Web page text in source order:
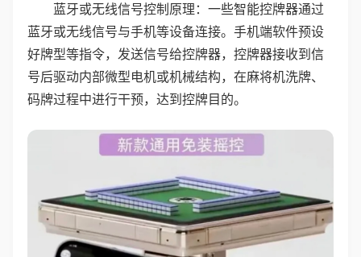
蓝牙或无线信号控制原理：一些智能控牌器通过
蓝牙或无线信号与手机等设备连接。手机端软件预设
好牌型等指令，发送信号给控牌器，控牌器接收到信
号后驱动内部微型电机或机械结构，在麻将机洗牌、
码牌过程中进行干预，达到控牌目的。